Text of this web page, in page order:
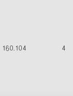
160.104 4